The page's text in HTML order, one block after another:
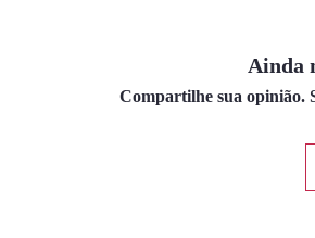
Ainda
Compartilhe sua opinião.